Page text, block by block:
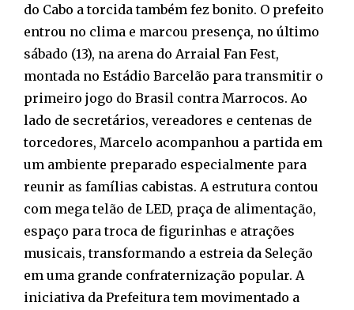
do Cabo a torcida também fez bonito. O prefeito
entrou no clima e marcou presença, no último
sábado (13), na arena do Arraial Fan Fest,
montada no Estádio Barcelão para transmitir o
primeiro jogo do Brasil contra Marrocos. Ao
lado de secretários, vereadores e centenas de
torcedores, Marcelo acompanhou a partida em
um ambiente preparado especialmente para
reunir as famílias cabistas. A estrutura contou
com mega telão de LED, praça de alimentação,
espaço para troca de figurinhas e atrações
musicais, transformando a estreia da Seleção
em uma grande confraternização popular. A
iniciativa da Prefeitura tem movimentado a